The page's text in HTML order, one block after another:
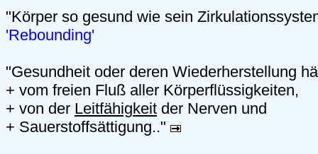
"Körper so gesund wie sein
'Rebounding'
"Gesundheit oder deren Wiederherstellung
+ vom freien Fluß aller Körperflüssigkeiten,
+ von der Leitfähigkeit der Nerven und
+ Sauerstoffsättigung.."